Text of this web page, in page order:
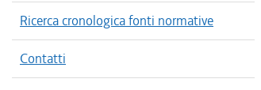
Ricerca cronologica fonti normative
Contatti